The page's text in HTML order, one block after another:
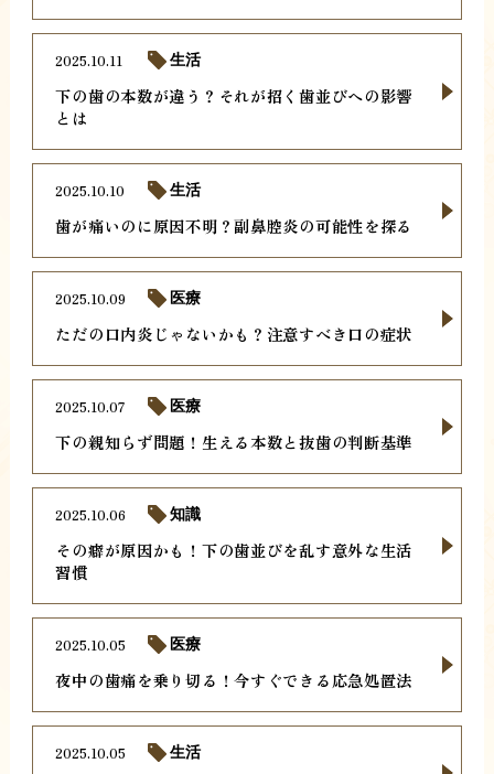
下の歯の本数が違う？それが招く歯並びへの影響
とは
2025.10.11 生活
歯が痛いのに原因不明？副鼻腔炎の可能性を探る
2025.10.10 生活
ただの口内炎じゃないかも？注意すべき口の症状
2025.10.09 医療
下の親知らず問題！生える本数と抜歯の判断基準
2025.10.07 医療
その癖が原因かも！下の歯並びを乱す意外な生活
習慣
2025.10.06 知識
夜中の歯痛を乗り切る！今すぐできる応急処置法
2025.10.05 医療
2025.10.05 生活